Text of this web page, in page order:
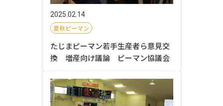
2025.02.14
夏秋ピーマン
たじまピーマン若手生産者ら意見交
換 増産向け議論 ピーマン協議会